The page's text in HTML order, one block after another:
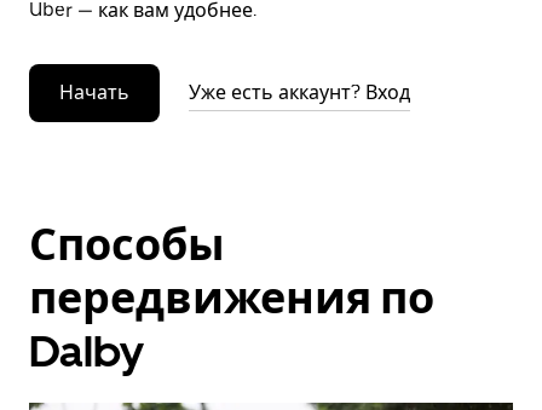
Uber — как вам удобнее.
Начать Уже есть аккаунт? Вход
Способы
передвижения по
Dalby